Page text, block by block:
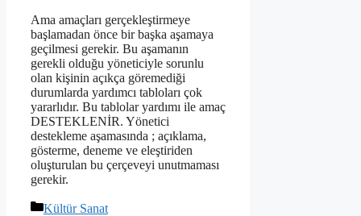
Ama amaçları gerçekleştirmeye
başlamadan önce bir başka aşamaya
geçilmesi gerekir. Bu aşamanın
gerekli olduğu yöneticiyle sorunlu
olan kişinin açıkça göremediği
durumlarda yardımcı tabloları çok
yararlıdır. Bu tablolar yardımı ile amaç
DESTEKLENİR. Yönetici
destekleme aşamasında ; açıklama,
gösterme, deneme ve eleştiriden
oluşturulan bu çerçeveyi unutmaması
gerekir.
Kategoriler
Kültür Sanat